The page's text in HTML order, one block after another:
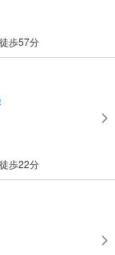
歩57分
歩22分